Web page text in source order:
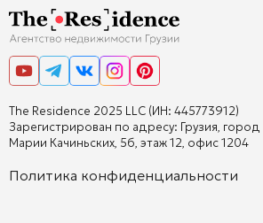
The Residence 2025 LLC (ИН: 445773912)
Зарегистрирован по адресу: Грузия, город
Марии Качиньских, 5б, этаж 12, офис 1204
Политика конфиденциальности